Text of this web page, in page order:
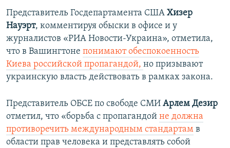
Представитель Госдепартамента США Хизер
Науэрт, комментируя обыски в офисе и у
журналистов «РИА Новости-Украина», отметила,
что в Вашингтоне понимают обеспокоенность
Киева российской пропагандой, но призывают
украинскую власть действовать в рамках закона.
Представитель ОБСЕ по свободе СМИ Арлем Дезир
отметил, что «борьба с пропагандой не должна
противоречить международным стандартам в
области прав человека и представлять собой